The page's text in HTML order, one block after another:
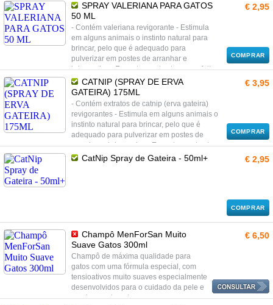
SPRAY VALERIANA PARA GATOS
50 ML
- Contém valeriana revigorante - Estimula
em alguns animais o instinto natural para
brincar, pelo que é adequado para
pulverizar em postes de arranhar e
brinquedos - Em outros gatos tem um efeito
calmante, sendo nestes casos indicado para
pulverizar em camas ou outros locais de
descanso
€ 2,95
COMPRAR
CATNIP (SPRAY DE ERVA
GATEIRA) 175ML
- Contém extratos de catnip (erva gateira)
revigorantes - Estimula em alguns animais o
instinto natural para brincar, pelo que é
adequado para pulverizar em postes de
arranhar e brinquedos - Em outros gatos tem
um efeito calmante, sendo nestes casos
€ 3,95
COMPRAR
CatNip Spray de Gateira - 50ml+ € 2,95
COMPRAR
Champô MenForSan Muito
Suave Gatos 300ml
Champô de máxima qualidade para
gatos com uma fórmula especial, com
tensioativos muito suaves especialmente
desenvolvidos para o cuidado da pele e
a pelagem do gato.
€ 6,50